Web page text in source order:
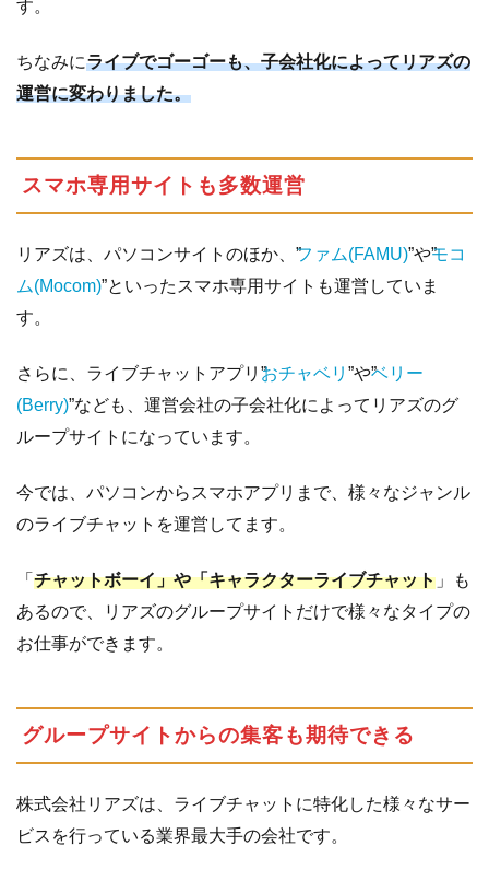
ペ
ー
6 報
酬
の
払
い
て
7 チ
ッ
ト
ア
記
事
と
め
す。
ちなみにライブでゴーゴーも、子会社化によってリアズの
運営に変わりました。
スマホ専用サイトも多数運営
リアズは、パソコンサイトのほか、”ファム(FAMU)”や”モコ
ム(Mocom)”といったスマホ専用サイトも運営していま
す。
さらに、ライブチャットアプリ”おチャベリ ”や”ベリー
(Berry)”なども、運営会社の子会社化によってリアズのグ
ループサイトになっています。
今では、パソコンからスマホアプリまで、様々なジャンル
のライブチャットを運営してます。
「 チャットボーイ」や「キャラクターライブチャット 」も
あるので、リアズのグループサイトだけで様々なタイプの
お仕事ができます。
グループサイトからの集客も期待できる
株式会社リアズは、ライブチャットに特化した様々なサー
ビスを行っている業界最大手の会社です。